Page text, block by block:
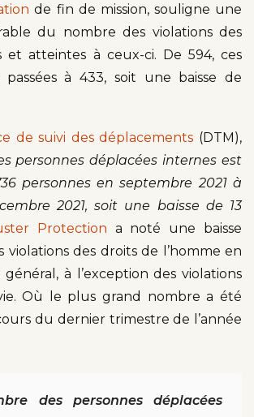
de fin de mission, souligne une
du nombre des violations des
et atteintes à ceux-ci. De 594, ces
passées à 433, soit une baisse de
de suivi des déplacements (DTM),
personnes déplacées internes est
personnes en septembre 2021 à
2021, soit une baisse de 13
Protection a noté une baisse
violations des droits de l’homme en
à l’exception des violations
Où le plus grand nombre a été
du dernier trimestre de l’année
des personnes déplacées